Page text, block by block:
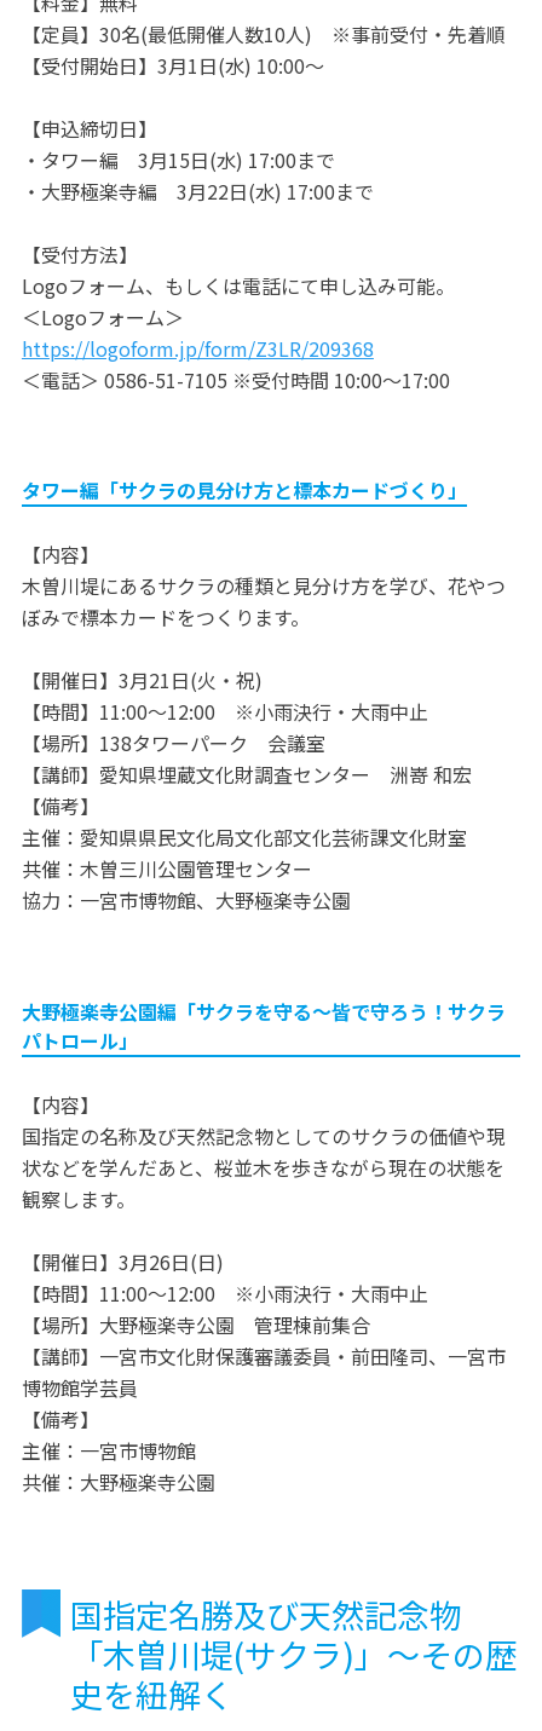
【定員】30名(最低開催人数10人) ※事前受付・先着順
【受付開始日】3月1日(水) 10:00～
【申込締切日】
・タワー編 3月15日(水) 17:00まで
・大野極楽寺編 3月22日(水) 17:00まで
【受付方法】
Logoフォーム、もしくは電話にて申し込み可能。
＜Logoフォーム＞
https://logoform.jp/form/Z3LR/209368
＜電話＞ 0586-51-7105 ※受付時間 10:00～17:00
タワー編「サクラの見分け方と標本カードづくり」
【内容】
木曽川堤にあるサクラの種類と見分け方を学び、花やつ
ぼみで標本カードをつくります。
【開催日】3月21日(火・祝)
【時間】11:00～12:00 ※小雨決行・大雨中止
【場所】138タワーパーク 会議室
【講師】愛知県埋蔵文化財調査センター 洲嵜 和宏
【備考】
主催：愛知県県民文化局文化部文化芸術課文化財室
共催：木曽三川公園管理センター
協力：一宮市博物館、大野極楽寺公園
大野極楽寺公園編「サクラを守る～皆で守ろう！サクラ
パトロール」
【内容】
国指定の名称及び天然記念物としてのサクラの価値や現
状などを学んだあと、桜並木を歩きながら現在の状態を
観察します。
【開催日】3月26日(日)
【時間】11:00～12:00 ※小雨決行・大雨中止
【場所】大野極楽寺公園 管理棟前集合
【講師】一宮市文化財保護審議委員・前田隆司、一宮市
博物館学芸員
【備考】
主催：一宮市博物館
共催：大野極楽寺公園
国指定名勝及び天然記念物
「木曽川堤(サクラ)」～その歴
史を紐解く